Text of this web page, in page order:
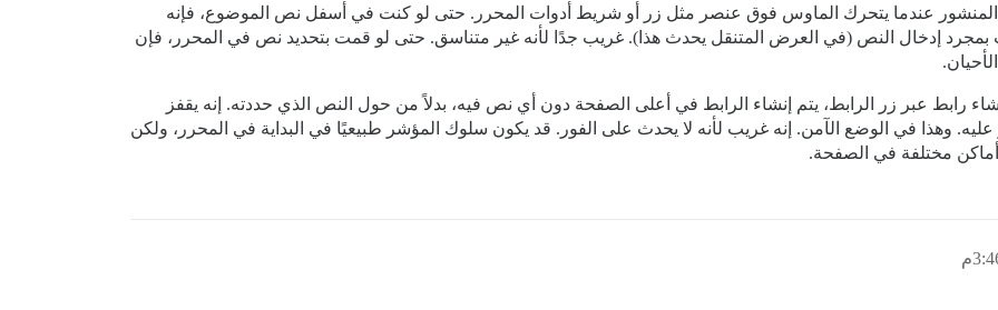
المنشور عندما يتحرك الماوس فوق عنصر مثل زر أو شريط أدوات المحرر. حتى لو كنت في أسفل نص الموضوع، فإنه
بمجرد إدخال النص (في العرض المتنقل يحدث هذا). غريب جدًا لأنه غير متناسق. حتى لو قمت بتحديد نص في المحرر، فإن
رابط عبر زر الرابط، يتم إنشاء الرابط في أعلى الصفحة دون أي نص فيه، بدلاً من حول النص الذي حددته. إنه يقفز
وهذا في الوضع الآمن. إنه غريب لأنه لا يحدث على الفور. قد يكون سلوك المؤشر طبيعيًا في البداية في المحرر، ولكن
أماكن مختلفة في الصفحة.